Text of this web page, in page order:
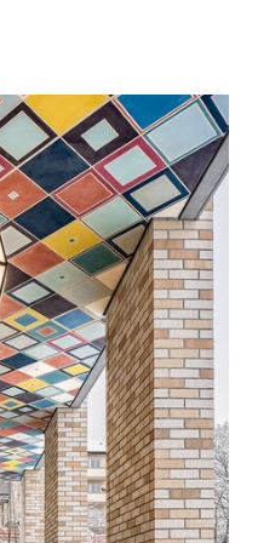
beanspruchte
öffentlichen
Lagerhallen inklusive
Gastronomie. Auf
Kalksandstein und